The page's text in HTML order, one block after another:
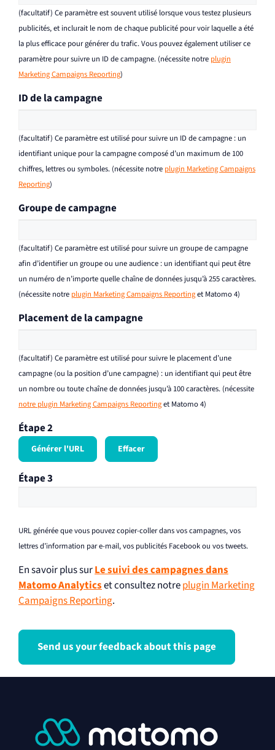
(facultatif) Ce paramètre est souvent utilisé lorsque vous testez plusieurs
publicités, et inclurait le nom de chaque publicité pour voir laquelle a été
la plus efficace pour générer du trafic. Vous pouvez également utiliser ce
paramètre pour suivre un ID de campagne. (nécessite notre plugin
Marketing Campaigns Reporting)
ID de la campagne
(facultatif) Ce paramètre est utilisé pour suivre un ID de campagne : un
identifiant unique pour la campagne composé d’un maximum de 100
chiffres, lettres ou symboles. (nécessite notre plugin Marketing Campaigns
Reporting)
Groupe de campagne
(facultatif) Ce paramètre est utilisé pour suivre un groupe de campagne
afin d’identifier un groupe ou une audience : un identifiant qui peut être
un numéro de n’importe quelle chaîne de données jusqu’à 255 caractères.
(nécessite notre plugin Marketing Campaigns Reportinget Matomo 4)
Placement de la campagne
(facultatif) Ce paramètre est utilisé pour suivre le placement d’une
campagne (ou la position d’une campagne) : un identifiant qui peut être
un nombre ou toute chaîne de données jusqu’à 100 caractères. (nécessite
notre plugin Marketing Campaigns Reportinget Matomo 4)
Étape 2
Étape 3
URL générée que vous pouvez copier-coller dans vos campagnes, vos
lettres d’information par e-mail, vos publicités Facebook ou vos tweets.
En savoir plus surLe suivi des campagnes dans
Matomo Analyticset consultez notreplugin Marketing
Campaigns Reporting.
Send us your feedback about this page